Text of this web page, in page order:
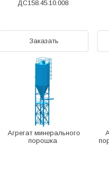
ДС158.45.10.008
Заказать
Агрегат минерального
порошка